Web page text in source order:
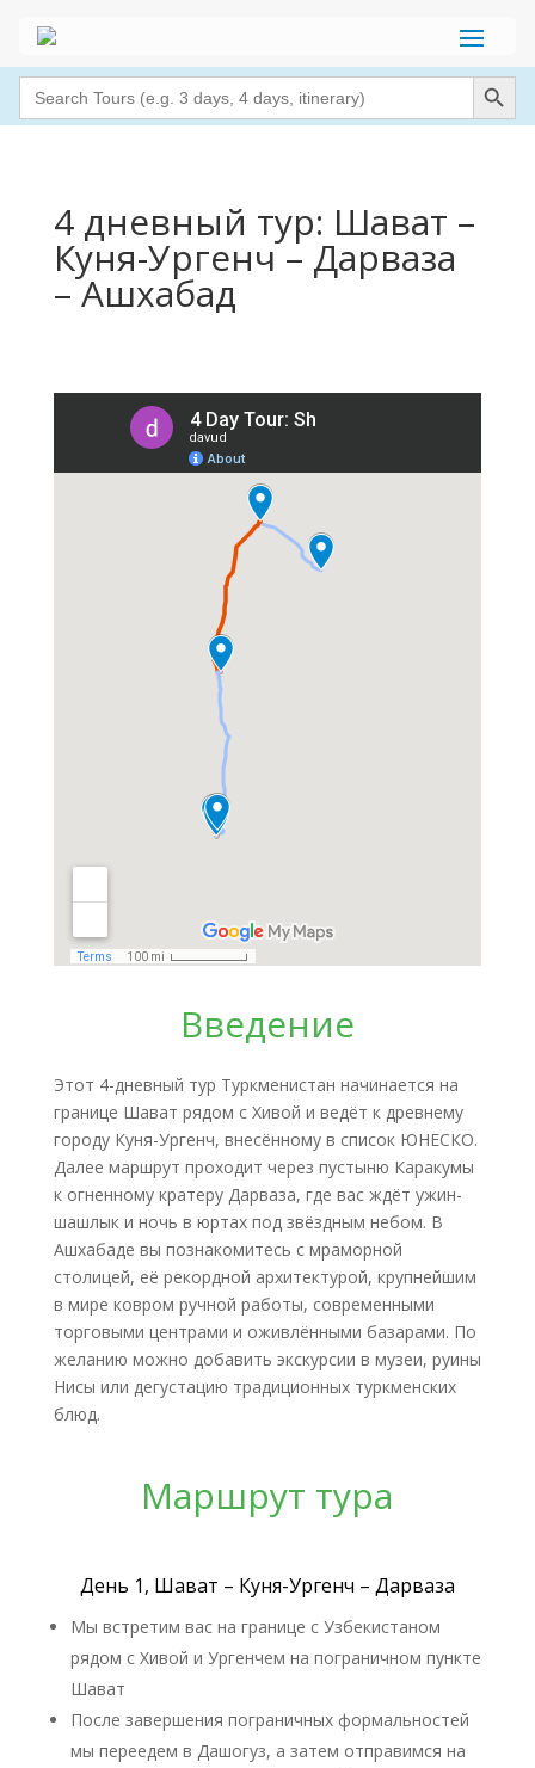
Search
for:
Search Button
4 дневный тур: Шават –
Куня-Ургенч – Дарваза
– Ашхабад
Введение
Этот 4-дневный тур Туркменистан начинается на
границе Шават рядом с Хивой и ведёт к древнему
городу Куня-Ургенч, внесённому в список ЮНЕСКО.
Далее маршрут проходит через пустыню Каракумы
к огненному кратеру Дарваза, где вас ждёт ужин-
шашлык и ночь в юртах под звёздным небом. В
Ашхабаде вы познакомитесь с мраморной
столицей, её рекордной архитектурой, крупнейшим
в мире ковром ручной работы, современными
торговыми центрами и оживлёнными базарами. По
желанию можно добавить экскурсии в музеи, руины
Нисы или дегустацию традиционных туркменских
блюд.
Маршрут тура
День 1, Шават – Куня-Ургенч – Дарваза
Мы встретим вас на границе с Узбекистаном
рядом с Хивой и Ургенчем на пограничном пункте
Шават
После завершения пограничных формальностей
мы переедем в Дашогуз, а затем отправимся на